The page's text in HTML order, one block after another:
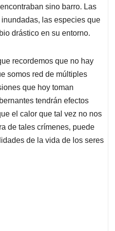
sino barro. Las
las especies que
drástico en su entorno.
recordemos que no hay
somos red de múltiples
que hoy toman
tendrán efectos
el calor que tal vez no nos
de tales crímenes, puede
de la vida de los seres